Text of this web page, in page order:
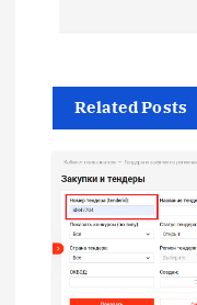
г
а
ц
и
Related Posts